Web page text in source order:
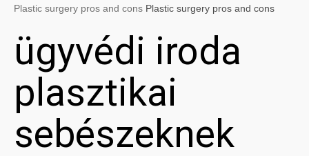
Plastic surgery pros and cons Plastic surgery pros and cons
ügyvédi iroda
plasztikai
sebészeknek